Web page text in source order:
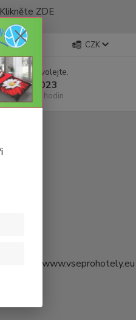
ZDE
CZK
rady? Zavolejte.
794 023
pátek 9-16 hodin
adrese www.vseprohotely.eu